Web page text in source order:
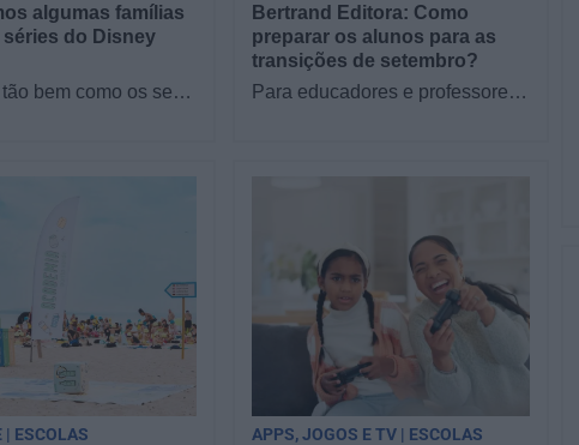
algumas famílias
do Disney
bem como os seus
Bertrand Editora: Como
preparar os alunos para as
transições de setembro?
Para educadores e professores,
| ESCOLAS APPS, JOGOS E TV | ESCOLAS